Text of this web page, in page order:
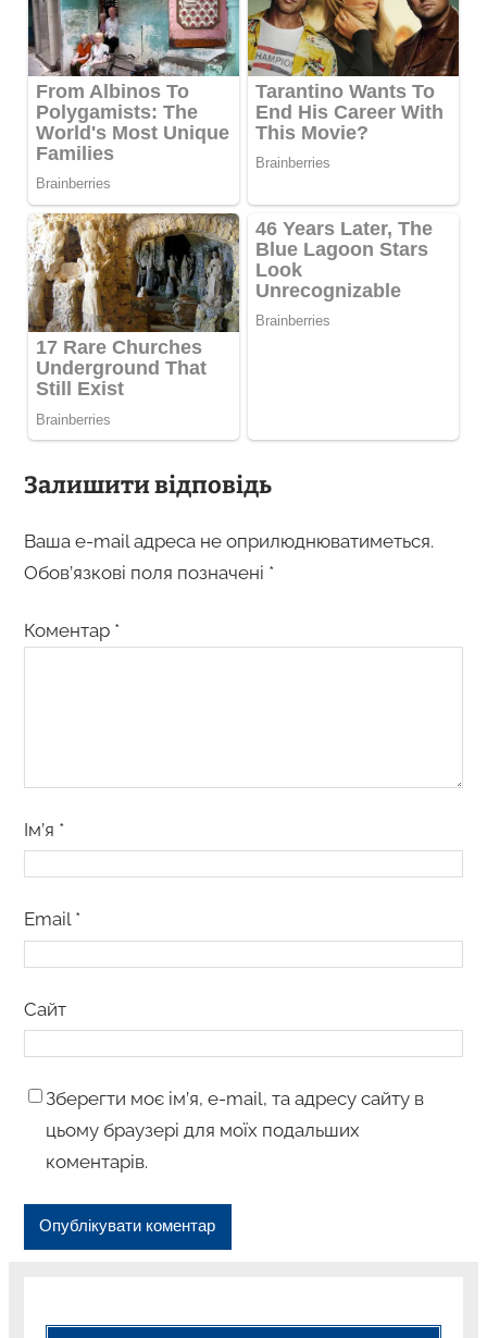
Залишити відповідь
Ваша e-mail адреса не оприлюднюватиметься.
Обов’язкові поля позначені *
Коментар *
Ім’я *
Email *
Сайт
Зберегти моє ім’я, e-mail, та адресу сайту в
цьому браузері для моїх подальших
коментарів.